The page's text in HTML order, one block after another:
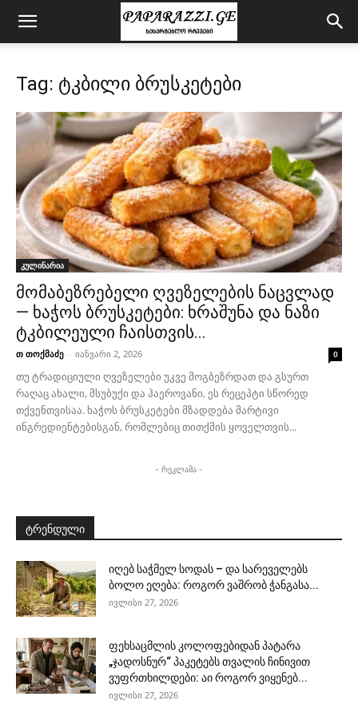
Tag: ტკბილი ბრუსკეტები
კულინარია
მომაბეზრებელი ღვეზელების ნაცვლად
— ხაჭოს ბრუსკეტები: ხრაშუნა და ნაზი
ტკბილეული ჩაისთვის...
თ თოქმაძე - იანვარი 2, 2026 0
თუ ტრადიციული ღვეზელები უკვე მოგბეზრდათ და გსურთ
რაღაც ახალი, მსუბუქი და ჰაეროვანი, ეს რეცეპტი სწორედ
თქვენთვისაა. ხაჭოს ბრუსკეტები მზადდება მარტივი
ინგრედიენტებისგან, რომლებიც თითქმის ყოველთვის...
- რეკლამა -
ტრენდული
იღებ საჭმელ სოდას – და სარეველებს
ბოლო ეღება: როგორ ვაშრობ ჭანგასა...
ივლისი 27, 2026
ფეხსაცმლის კოლოფებიდან პატარა
„ჯადოსნურ“ პაკეტებს თვალის ჩინივით
ვუფრთხილდები: აი როგორ ვიყენებ...
ივლისი 27, 2026